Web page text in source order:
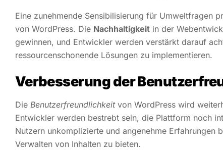
Eine zunehmende Sensibilisierung für Umweltfragen
von WordPress. Die Nachhaltigkeitin der
gewinnen, und Entwickler werden verstärkt darauf
ressourcenschonende Lösungen zu implementieren.
Verbesserung der
Die Benutzerfreundlichkeitvon WordPress wird
Entwickler werden bestrebt sein, die Plattform noch
Nutzern unkomplizierte und angenehme Erfahrungen
Verwalten von Inhalten zu bieten.